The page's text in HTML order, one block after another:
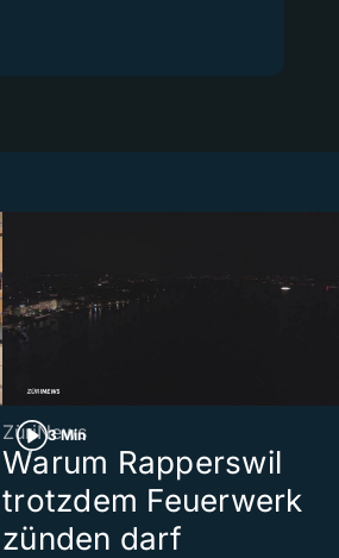
3 Min
ZüriNews
Warum Rapperswil
trotzdem Feuerwerk
zünden darf